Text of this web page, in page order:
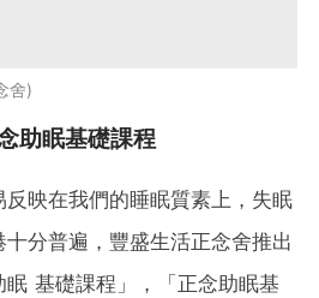
舍
助眠基礎課程
映在我們的睡眠質素上，失眠
分普遍，豐盛生活正念舍推出
基礎課程」，「正念助眠基